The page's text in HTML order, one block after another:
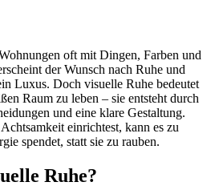
oft mit Dingen, Farben und
der Wunsch nach Ruhe und
Luxus. Doch visuelle Ruhe bedeutet
Raum zu leben – sie entsteht durch
und eine klare Gestaltung.
einrichtest, kann es zu
spendet, statt sie zu rauben.
Ruhe?